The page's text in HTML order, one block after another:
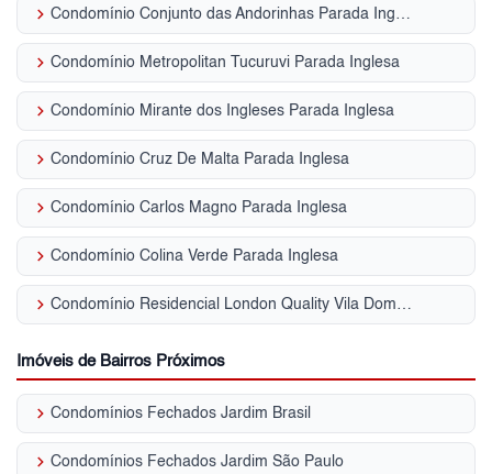
keyboard_arrow_right Condomínio Conjunto das Andorinhas Parada Inglesa
keyboard_arrow_right Condomínio Metropolitan Tucuruvi Parada Inglesa
keyboard_arrow_right Condomínio Mirante dos Ingleses Parada Inglesa
keyboard_arrow_right Condomínio Cruz De Malta Parada Inglesa
keyboard_arrow_right Condomínio Carlos Magno Parada Inglesa
keyboard_arrow_right Condomínio Colina Verde Parada Inglesa
keyboard_arrow_right Condomínio Residencial London Quality Vila Dom Pedro II
Imóveis de Bairros Próximos
keyboard_arrow_right Condomínios Fechados Jardim Brasil
keyboard_arrow_right Condomínios Fechados Jardim São Paulo